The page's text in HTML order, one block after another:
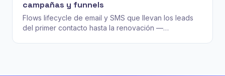
campañas y funnels
Flows lifecycle de email y SMS que llevan los leads
del primer contacto hasta la renovación —